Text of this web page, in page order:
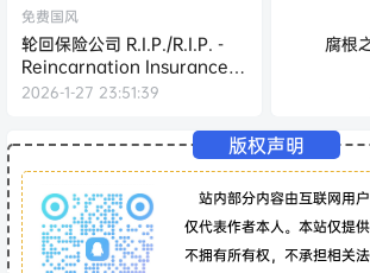
免费国风
轮回保险公司 R.I.P./R.I.P. -
Reincarnation Insurance
Program
2026-1-27 23:51:39
腐根
版权声明
站内部分内容由互联网用
仅代表作者本人。本站仅提
不拥有所有权，不承担相关